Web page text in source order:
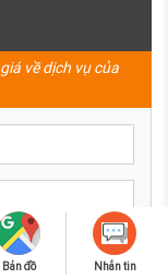
về dịch vụ của
Bản đồ Nhắn tin